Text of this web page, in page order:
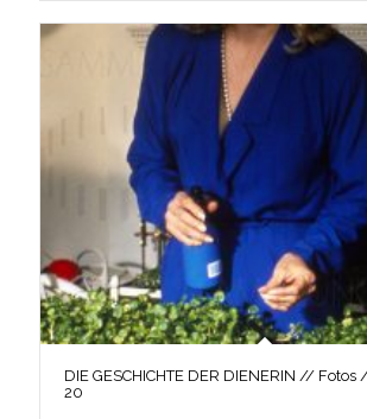
DIE GESCHICHTE DER DIENERIN //
20